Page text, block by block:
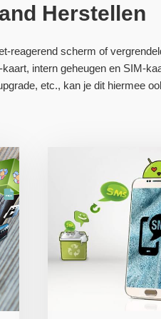
Herstellen
reagerend scherm of
intern geheugen en SIM-
etc., kan je dit hiermee